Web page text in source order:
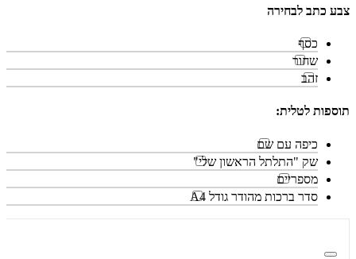
צבע כתב לבחירה
כסף
שחור
זהב
תוספות לטלית:
כיפה עם שם
שק "התלתל הראשון שלי"
מספריים
סדר ברכות מהודר גודל A4